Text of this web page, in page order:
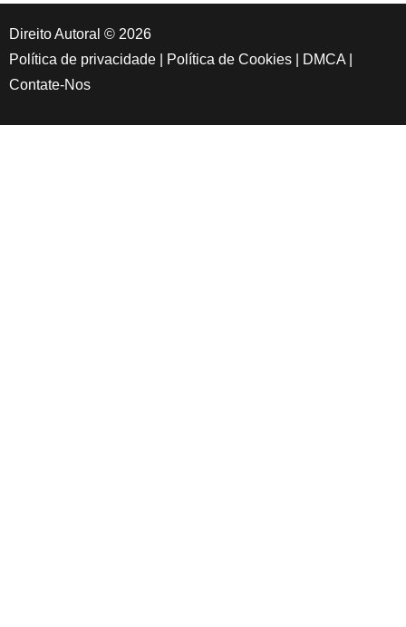
Direito Autoral © 2026
Política de privacidade
Política de Cookies DMCA
Contate-Nos